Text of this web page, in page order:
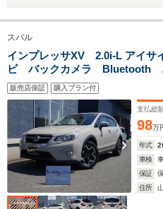
スバル
インプレッサXV 2.0i-L アイ
ビ バックカメラ Bluetooth
4WD
販売店保証 購入プラン付
支払総
98万
年式
車検
保証
住所